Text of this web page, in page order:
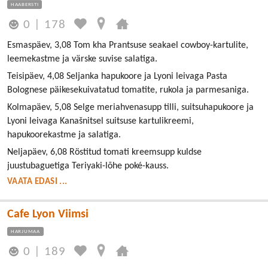
HAABERSTI
0 178
Esmaspäev, 3,08 Tom kha Prantsuse seakael cowboy-kartulite,
leemekastme ja värske suvise salatiga.
Teisipäev, 4,08 Seljanka hapukoore ja Lyoni leivaga Pasta
Bolognese päikesekuivatatud tomatite, rukola ja parmesaniga.
Kolmapäev, 5,08 Selge meriahvenasupp tilli, suitsuhapukoore ja
Lyoni leivaga Kanašnitsel suitsuse kartulikreemi,
hapukoorekastme ja salatiga.
Neljapäev, 6,08 Röstitud tomati kreemsupp kuldse
juustubaguetiga Teriyaki-lõhe poké-kauss.
VAATA EDASI ...
Cafe Lyon Viimsi
HARJUMAA
0 189